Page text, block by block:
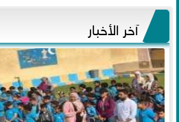
آخر الأخبار